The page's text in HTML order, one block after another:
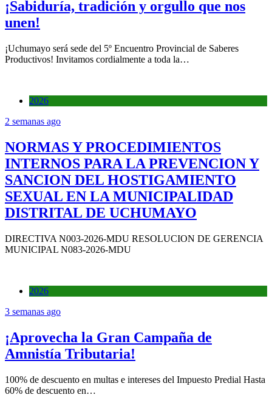
¡Sabiduría, tradición y orgullo que nos
unen!
¡Uchumayo será sede del 5º Encuentro Provincial de Saberes
Productivos! Invitamos cordialmente a toda la…
2026
2 semanas ago
NORMAS Y PROCEDIMIENTOS
INTERNOS PARA LA PREVENCION Y
SANCION DEL HOSTIGAMIENTO
SEXUAL EN LA MUNICIPALIDAD
DISTRITAL DE UCHUMAYO
DIRECTIVA N003-2026-MDU RESOLUCION DE GERENCIA
MUNICIPAL N083-2026-MDU
2026
3 semanas ago
¡Aprovecha la Gran Campaña de
Amnistía Tributaria!
100% de descuento en multas e intereses del Impuesto Predial Hasta
60% de descuento en…